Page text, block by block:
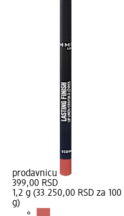
prodavnicu
399,00 RSD
1,2 g (33.250,00 RSD za 100
g)